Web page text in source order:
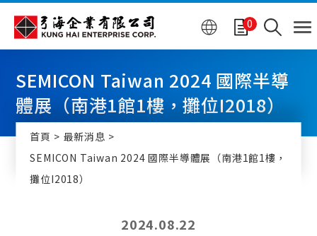
0
SEMICON Taiwan 2024 國際半導
體展（南港1館1樓，攤位I2018）
首頁
最新消息
SEMICON Taiwan 2024 國際半導體展（南港1館1樓，
攤位I2018）
2024.08.22